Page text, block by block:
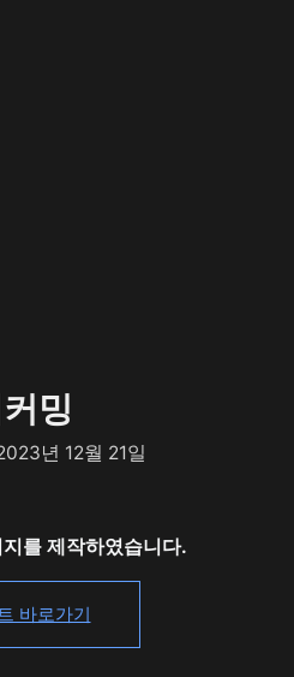
밍
년 12월 21일
를 제작하였습니다.
바로가기